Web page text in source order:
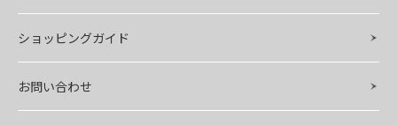
ショッピングガイド
お問い合わせ